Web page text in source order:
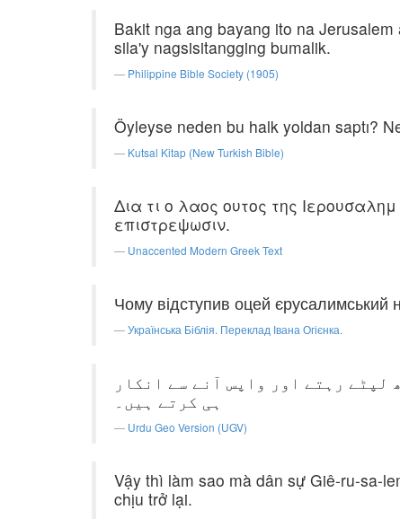
Bakit nga ang bayang ito na
sila'y nagsisitangging bumalik.
Philippine Bible Society (1905)
Öyleyse neden bu halk yoldan saptı?
Kutsal Kitap (New Turkish Bible)
Δια τι ο λαος ουτος της
επιστρεψωσιν.
Unaccented Modern Greek Text
Чому відступив оцей єрусалимський
Українська Біблія. Переклад Івана Огієнка.
رہتے اور واپس آنے سے انکار
ہی کرتے ہیں۔
Urdu Geo Version (UGV)
Vậy thì làm sao mà dân sự Giê-ru-sa-
chịu trở lại.